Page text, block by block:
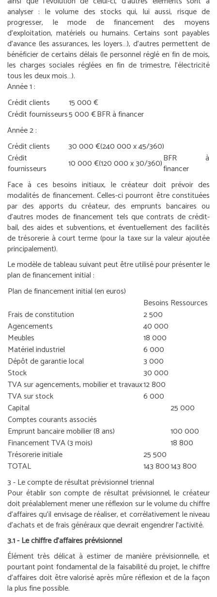
analyser : le volume des stocks qui, lui aussi, risque de
progresser, le mode de financement des moyens
d’exploitation, matériels ou humains. Certains sont payables
d’avance (les assurances, les loyers…), d’autres permettent de
bénéficier de certains délais (le personnel réglé en fin de mois,
les charges sociales réglées en fin de trimestre, l’électricité
tous les deux mois…).
Année 1 :
Crédit clients
15 000 €
Crédit fournisseurs5 000 €BFR à financer
Année 2 :
Crédit clients
30 000 €(240 000 x 45/360)
Crédit
fournisseurs
10 000 €(120 000 x 30/360)BFR à
financer
Face à ces besoins initiaux, le créateur doit prévoir des
modalités de financement. Celles-ci pourront être constituées
par des apports du créateur, des emprunts bancaires ou
d’autres modes de financement tels que contrats de crédit-
bail, des aides et subventions, et éventuellement des facilités
de trésorerie à court terme (pour la taxe sur la valeur ajoutée
principalement).
Le modèle de tableau suivant peut être utilisé pour présenter le
plan de financement initial :
Plan de financement initial (en euros)
Besoins Ressources
Frais de constitution
2 500
Agencements
40 000
Meubles
18 000
Matériel industriel
6 000
Dépôt de garantie local
3 000
Stock
30 000
TVA sur agencements, mobilier et travaux12 800
TVA sur stock
6 000
Capital
25 000
Comptes courants associés
Emprunt bancaire mobilier (8 ans)
100 000
Financement TVA (3 mois)
18 800
Trésorerie initiale
25 500
TOTAL
143 800143 800
3 - Le compte de résultat prévisionnel triennal
Pour établir son compte de résultat prévisionnel, le créateur
doit préalablement mener une réflexion sur le volume du chiffre
d’affaires qu’il envisage de réaliser, et corrélativement le niveau
d’achats et de frais généraux que devrait engendrer l’activité.
3.1 - Le chiffre d’affaires prévisionnel
Élément très délicat à estimer de manière prévisionnelle, et
pourtant point fondamental de la faisabilité du projet, le chiffre
d’affaires doit être valorisé après mûre réflexion et de la façon
la plus fine possible.